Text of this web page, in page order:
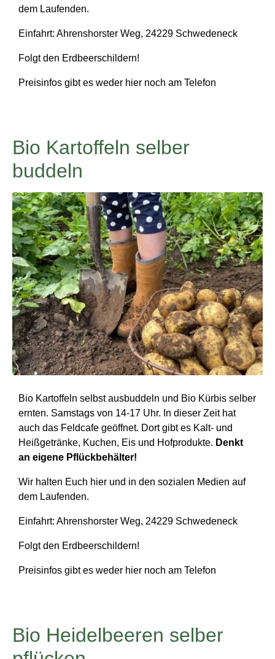
dem Laufenden.
Einfahrt: Ahrenshorster Weg, 24229 Schwedeneck
Folgt den Erdbeerschildern!
Preisinfos gibt es weder hier noch am Telefon
Bio Kartoffeln selber
buddeln
Bio Kartoffeln selbst ausbuddeln und Bio Kürbis selber
ernten. Samstags von 14-17 Uhr. In dieser Zeit hat
auch das Feldcafe geöffnet. Dort gibt es Kalt- und
Heißgetränke, Kuchen, Eis und Hofprodukte. Denkt
an eigene Pflückbehälter!
Wir halten Euch hier und in den sozialen Medien auf
dem Laufenden.
Einfahrt: Ahrenshorster Weg, 24229 Schwedeneck
Folgt den Erdbeerschildern!
Preisinfos gibt es weder hier noch am Telefon
Bio Heidelbeeren selber